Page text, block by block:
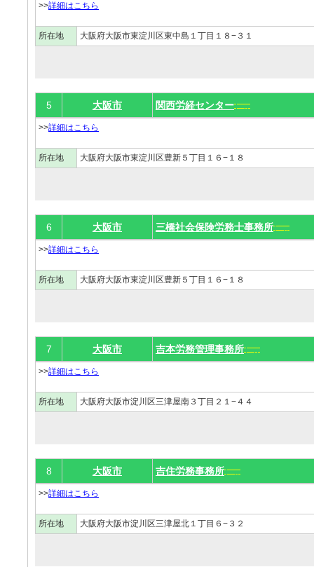
>>詳細はこちら
所在地 大阪府大阪市東淀川区東中島１丁目１８−３１
5 大阪市 関西労経センター
>>詳細はこちら
所在地 大阪府大阪市東淀川区豊新５丁目１６−１８
6 大阪市 三橋社会保険労務士事務所
>>詳細はこちら
所在地 大阪府大阪市東淀川区豊新５丁目１６−１８
7 大阪市 吉本労務管理事務所
>>詳細はこちら
所在地 大阪府大阪市淀川区三津屋南３丁目２１−４４
8 大阪市 吉住労務事務所
>>詳細はこちら
所在地 大阪府大阪市淀川区三津屋北１丁目６−３２